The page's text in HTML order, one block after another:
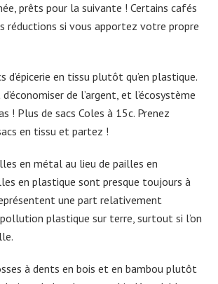
prêts pour la suivante ! Certains cafés
réductions si vous apportez votre propre
d’épicerie en tissu plutôt qu’en plastique.
de l’argent, et l’écosystème
! Plus de sacs Coles à 15c. Prenez
en tissu et partez !
en métal au lieu de pailles en
en plastique sont presque toujours à
une part relativement
plastique sur terre, surtout si l’on
à dents en bois et en bambou plutôt